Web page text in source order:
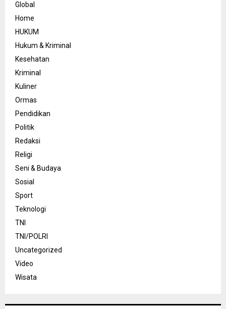
Global
Home
HUKUM
Hukum & Kriminal
Kesehatan
Kriminal
Kuliner
Ormas
Pendidikan
Politik
Redaksi
Religi
Seni & Budaya
Sosial
Sport
Teknologi
TNI
TNI/POLRI
Uncategorized
Video
Wisata